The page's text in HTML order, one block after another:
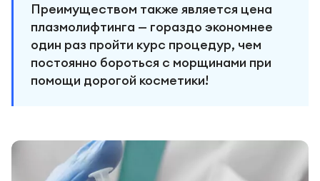
Преимуществом также является цена
плазмолифтинга — гораздо экономнее
один раз пройти курс процедур, чем
постоянно бороться с морщинами при
помощи дорогой косметики!